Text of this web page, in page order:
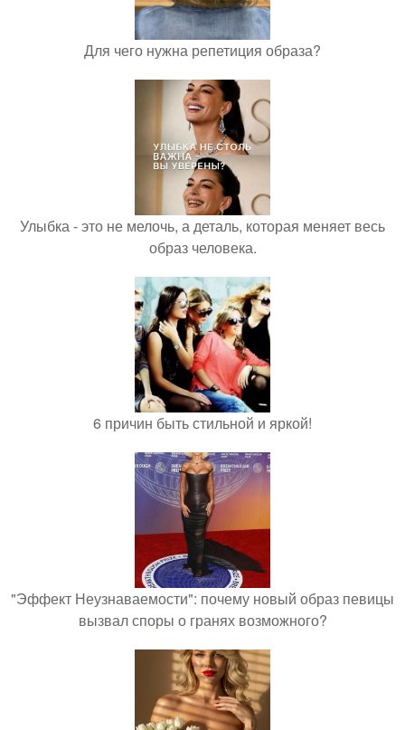
Для чего нужна репетиция образа?
Улыбка - это не мелочь, а деталь, которая меняет весь
образ человека.
6 причин быть стильной и яркой!
"Эффект Неузнаваемости": почему новый образ певицы
вызвал споры о гранях возможного?